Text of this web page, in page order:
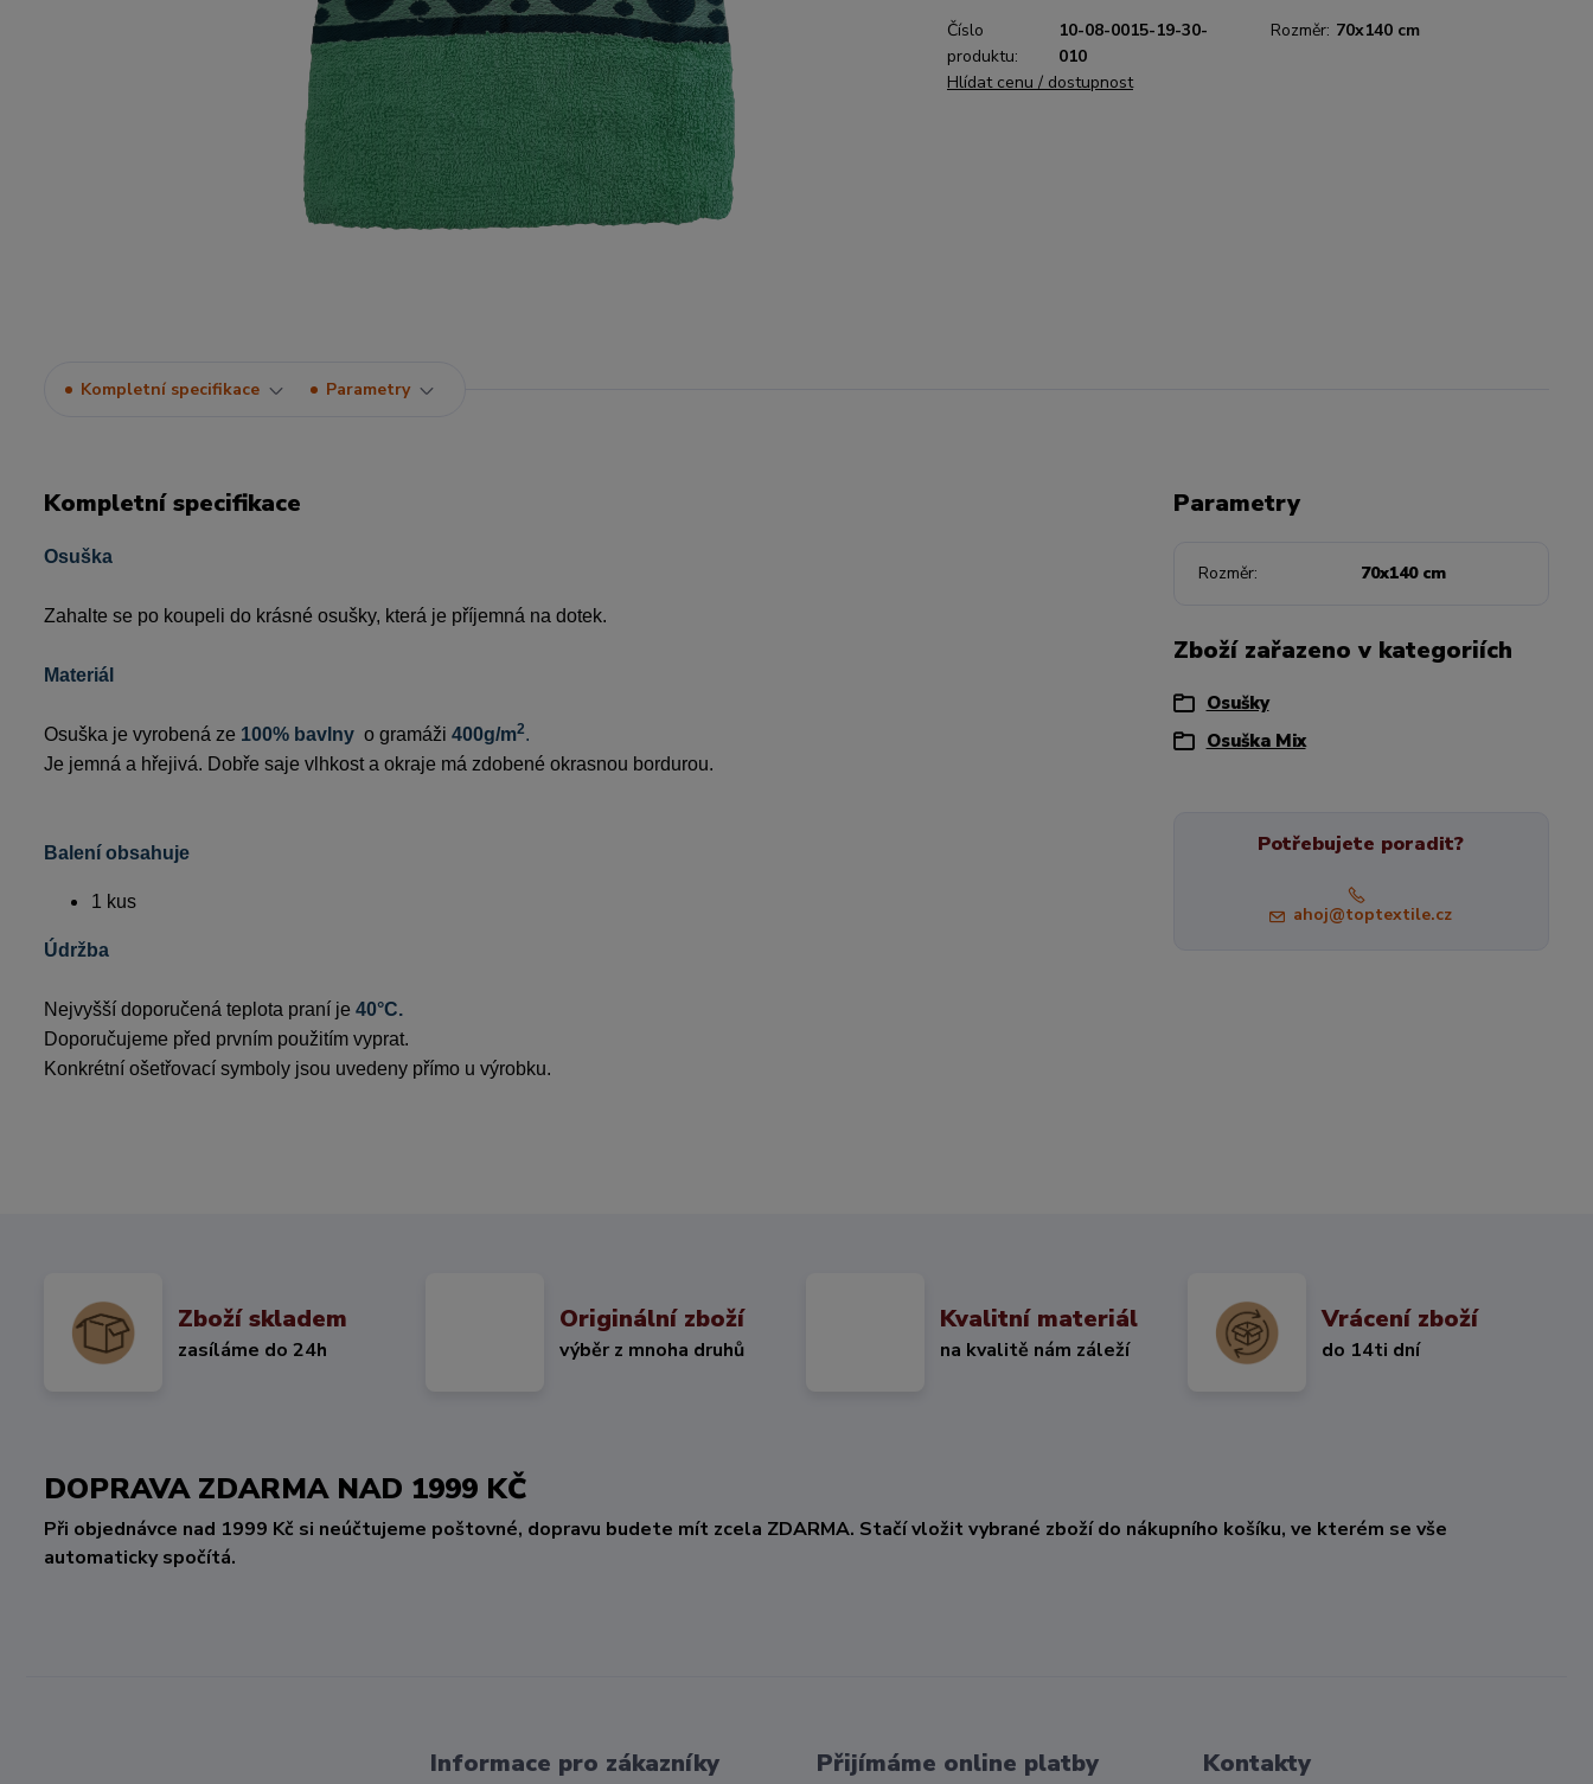
Číslo
produktu:
10-08-0015-19-30-
010
Rozměr: 70x140 cm
Hlídat cenu / dostupnost
Kompletní specifikace Parametry
Kompletní specifikace
Osuška
Zahalte se po koupeli do krásné osušky, která je příjemná na dotek.
Materiál
Osuška je vyrobená ze 100% bavlny o gramáži 400g/m2.
Je jemná a hřejivá. Dobře saje vlhkost a okraje má zdobené okrasnou bordurou.
Balení obsahuje
1 kus
Údržba
Nejvyšší doporučená teplota praní je 40°C.
Doporučujeme před prvním použitím vyprat.
Konkrétní ošetřovací symboly jsou uvedeny přímo u výrobku.
Parametry
Rozměr 70x140 cm
Zboží zařazeno v kategoriích
Osušky
Osuška Mix
Potřebujete poradit?
ahoj@toptextile.cz
Zboží skladem
zasíláme do 24h
Originální zboží
výběr z mnoha druhů
Kvalitní materiál
na kvalitě nám záleží
Vrácení zboží
do 14ti dní
DOPRAVA ZDARMA NAD 1999 KČ
Při objednávce nad 1999 Kč si neúčtujeme poštovné, dopravu budete mít zcela ZDARMA. Stačí vložit vybrané zboží do nákupního košíku, ve kterém se vše
automaticky spočítá.
Informace pro zákazníky Přijímáme online platby Kontakty